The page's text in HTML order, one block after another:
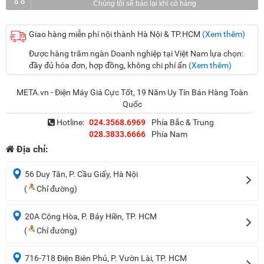
Giao hàng miễn phí nội thành Hà Nội & TP.HCM (Xem thêm)
Được hàng trăm ngàn Doanh nghiệp tại Việt Nam lựa chọn:
đầy đủ hóa đơn, hợp đồng, không chi phí ẩn (Xem thêm)
META.vn - Điện Máy Giá Cực Tốt, 19 Năm Uy Tín Bán Hàng Toàn
Quốc
Hotline: 024.3568.6969
Phía Bắc & Trung
028.3833.6666
Phía Nam
Địa chỉ:
56 Duy Tân, P. Cầu Giấy, Hà Nội
(
Chỉ đường)
20A Cộng Hòa, P. Bảy Hiền, TP. HCM
(
Chỉ đường)
716-718 Điện Biên Phủ, P. Vườn Lài, TP. HCM